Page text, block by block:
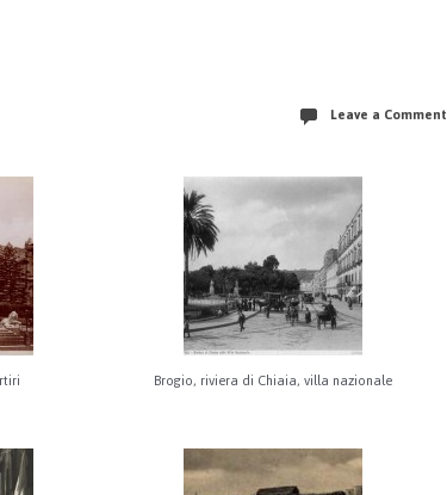
Leave a Comment
Brogio, riviera di Chiaia, villa nazionale